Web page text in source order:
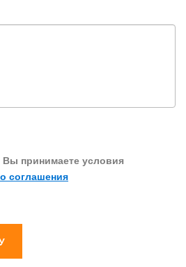
принимаете условия
соглашения